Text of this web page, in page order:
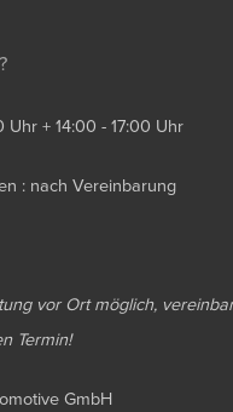
Uhr + 14:00 - 17:00 Uhr
: nach Vereinbarung
vor Ort möglich,
Termin!
GmbH